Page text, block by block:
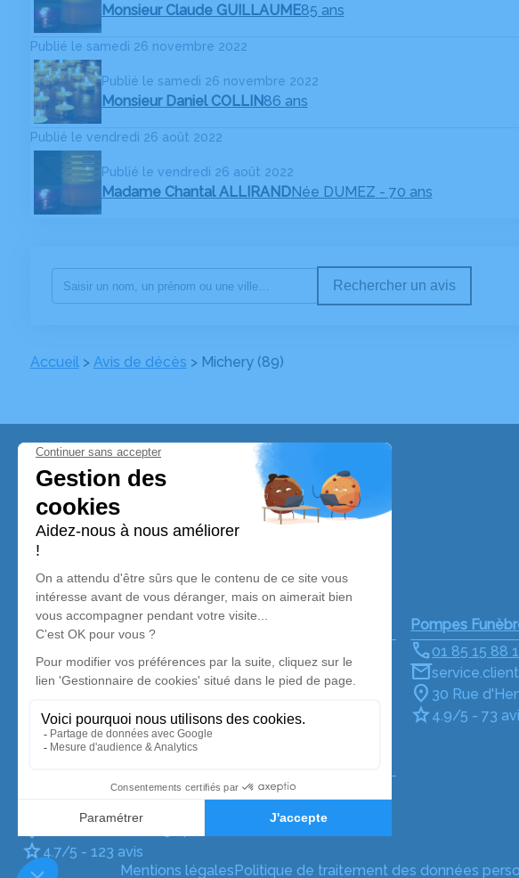
Monsieur Claude GUILLAUME85 ans
Publié le samedi 26 novembre 2022
Publié le samedi 26 novembre 2022
Monsieur Daniel COLLIN86 ans
Publié le vendredi 26 août 2022
Publié le vendredi 26 août 2022
Madame Chantal ALLIRANDNée DUMEZ - 70 ans
Rechercher un avis
Accueil> Avis de décès > Michery (89)
Services Funéraires Delassasseigne
Nos agences
Pompes Funèbres Delassasseigne
service.client.sens@delassasseigne.fr
4.7/5 - 371 avis
Pompes
01 85 15 88
30 Rue
4.9/5 - 73
03 67 72 90 12
Route de Paris - 89140 - Pont-sur-Yonne
4.7/5 - 123 avis
Mentions légalesPolitique de traitement des données